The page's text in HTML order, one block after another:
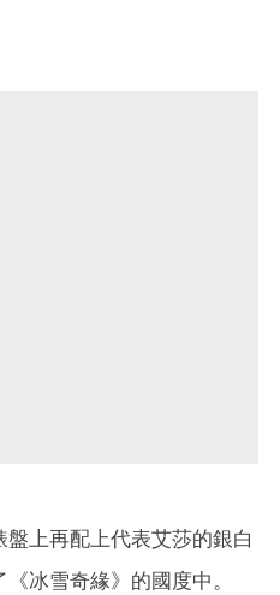
上再配上代表艾莎的銀白
冰雪奇緣》的國度中。